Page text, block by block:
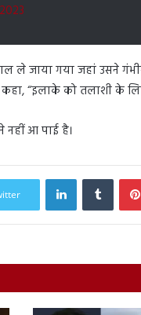
ले जाया गया जहां उसने
“इलाके को तलाशी के
नहीं आ पाई है।
LinkedIn